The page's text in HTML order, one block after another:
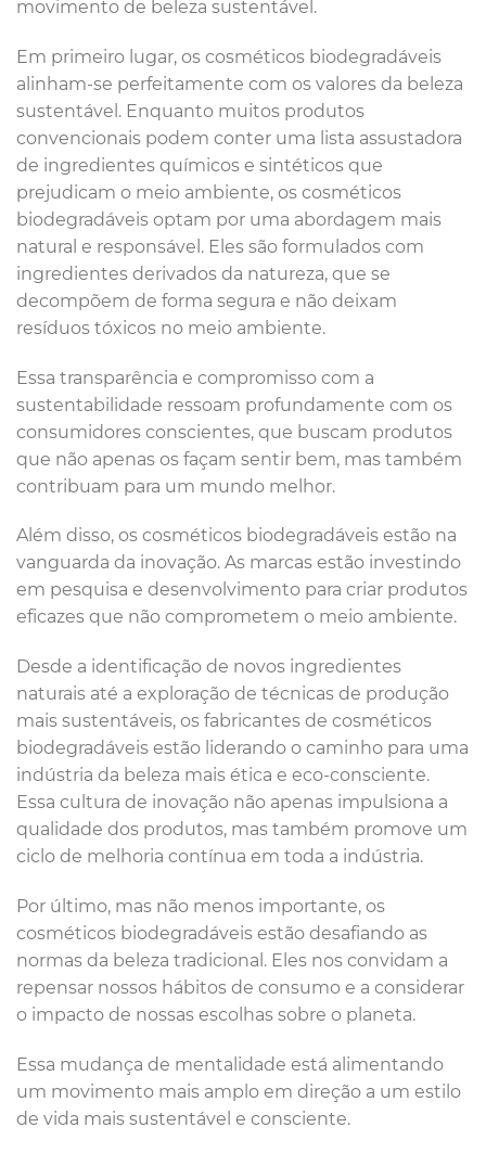
movimento de beleza sustentável.
Em primeiro lugar, os cosméticos biodegradáveis
alinham-se perfeitamente com os valores da beleza
sustentável. Enquanto muitos produtos
convencionais podem conter uma lista assustadora
de ingredientes químicos e sintéticos que
prejudicam o meio ambiente, os cosméticos
biodegradáveis optam por uma abordagem mais
natural e responsável. Eles são formulados com
ingredientes derivados da natureza, que se
decompõem de forma segura e não deixam
resíduos tóxicos no meio ambiente.
Essa transparência e compromisso com a
sustentabilidade ressoam profundamente com os
consumidores conscientes, que buscam produtos
que não apenas os façam sentir bem, mas também
contribuam para um mundo melhor.
Além disso, os cosméticos biodegradáveis estão na
vanguarda da inovação. As marcas estão investindo
em pesquisa e desenvolvimento para criar produtos
eficazes que não comprometem o meio ambiente.
Desde a identificação de novos ingredientes
naturais até a exploração de técnicas de produção
mais sustentáveis, os fabricantes de cosméticos
biodegradáveis estão liderando o caminho para uma
indústria da beleza mais ética e eco-consciente.
Essa cultura de inovação não apenas impulsiona a
qualidade dos produtos, mas também promove um
ciclo de melhoria contínua em toda a indústria.
Por último, mas não menos importante, os
cosméticos biodegradáveis estão desafiando as
normas da beleza tradicional. Eles nos convidam a
repensar nossos hábitos de consumo e a considerar
o impacto de nossas escolhas sobre o planeta.
Essa mudança de mentalidade está alimentando
um movimento mais amplo em direção a um estilo
de vida mais sustentável e consciente.